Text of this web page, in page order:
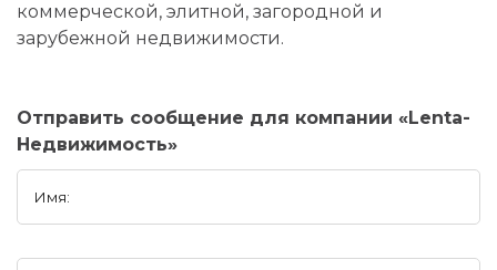
коммерческой, элитной, загородной и
зарубежной недвижимости.
Отправить сообщение для компании «Lenta-
Недвижимость»
Имя: